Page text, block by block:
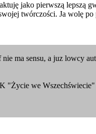
jako pierwszą lepszą
twórczości. Ja wolę
ma sensu, a juz lowcy
we